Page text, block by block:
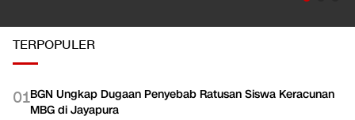
TERPOPULER
01BGN Ungkap Dugaan Penyebab Ratusan Siswa Keracunan
MBG di Jayapura